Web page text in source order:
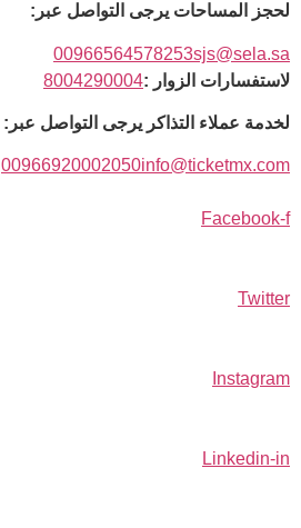
لحجز المساحات يرجى التواصل عبر:
00966564578253sjs@sela.sa
لاستفسارات الزوار :8004290004
لخدمة عملاء التذاكر يرجى التواصل عبر:
00966920002050info@ticketmx.com
Facebook-f
Twitter
Instagram
Linkedin-in